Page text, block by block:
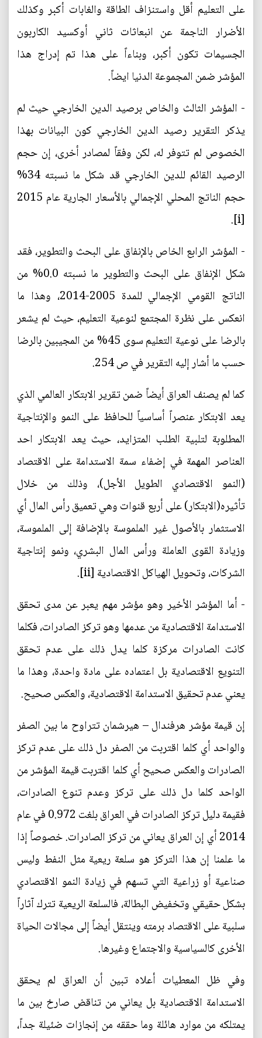
على التعليم أقل واستنزاف الطاقة والغابات أكبر وكذلك
الأضرار الناجمة عن انبعاثات ثاني أوكسيد الكاربون
الجسيمات تكون أكبر، وبناءاً على هذا تم إدراج هذا
المؤشر ضمن المجموعة الدنيا ايضاً.
- المؤشر الثالث والخاص برصيد الدين الخارجي حيث لم
يذكر التقرير رصيد الدين الخارجي كون البيانات بهذا
الخصوص لم تتوفر له، لكن وفقاً لمصادر أخرى، إن حجم
الرصيد القائم للدين الخارجي قد شكل ما نسبته 34%
حجم الناتج المحلي الإجمالي بالأسعار الجارية عام 2015
[i].
- المؤشر الرابع الخاص بالإنفاق على البحث والتطوير، فقد
شكل الإنفاق على البحث والتطوير ما نسبته 0.0% من
الناتج القومي الإجمالي للمدة 2005-2014، وهذا ما
انعكس على نظرة المجتمع لنوعية التعليم، حيث لم يشعر
بالرضا على نوعية التعليم سوى 45% من المجيبين بالرضا
حسب ما أشار إليه التقرير في ص 254.
كما لم يصنف العراق أيضاً ضمن تقرير الابتكار العالمي الذي
يعد الابتكار عنصراً أساسياً للحافظ على النمو والإنتاجية
المطلوبة لتلبية الطلب المتزايد، حيث يعد الابتكار احد
العناصر المهمة في إضفاء سمة الاستدامة على الاقتصاد
(النمو الاقتصادي الطويل الأجل)، وذلك من خلال
تأثيره(الابتكار) على أربع قنوات وهي تعميق رأس المال أي
الاستثمار بالأصول غير الملموسة بالإضافة إلى الملموسة،
وزيادة القوى العاملة ورأس المال البشري، ونمو إنتاجية
الشركات، وتحويل الهياكل الاقتصادية [ii].
- أما المؤشر الأخير وهو مؤشر مهم يعبر عن مدى تحقق
الاستدامة الاقتصادية من عدمها وهو تركز الصادرات، فكلما
كانت الصادرات مركزة كلما يدل ذلك على عدم تحقق
التنويع الاقتصادية بل اعتماده على مادة واحدة، وهذا ما
يعني عدم تحقيق الاستدامة الاقتصادية، والعكس صحيح.
إن قيمة مؤشر هرفندال – هيرشمان تتراوح ما بين الصفر
والواحد أي كلما اقتربت من الصفر دل ذلك على عدم تركز
الصادرات والعكس صحيح أي كلما اقتربت قيمة المؤشر من
الواحد كلما دل ذلك على تركز وعدم تنوع الصادرات،
فقيمة دليل تركز الصادرات في العراق بلغت 0.972 في عام
2014 أي إن العراق يعاني من تركز الصادرات. خصوصاً إذا
ما علمنا إن هذا التركز هو سلعة ريعية مثل النفط وليس
صناعية أو زراعية التي تسهم في زيادة النمو الاقتصادي
بشكل حقيقي وتخفيض البطالة، فالسلعة الريعية تترك آثاراً
سلبية على الاقتصاد برمته وينتقل أيضاً إلى مجالات الحياة
الأخرى كالسياسية والاجتماع وغيرها.
وفي ظل المعطيات أعلاه تبين أن العراق لم يحقق
الاستدامة الاقتصادية بل يعاني من تناقض صارخ بين ما
يمتلكه من موارد هائلة وما حققه من إنجازات ضئيلة جداً،